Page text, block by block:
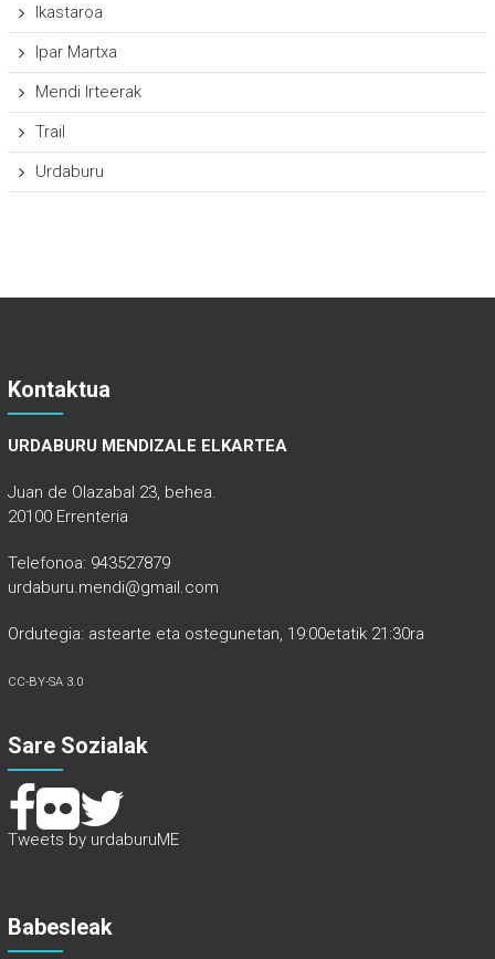
Ikastaroa
Ipar Martxa
Mendi Irteerak
Trail
Urdaburu
Kontaktua
URDABURU MENDIZALE ELKARTEA
Juan de Olazabal 23, behea.
20100 Errenteria
Telefonoa: 943527879
urdaburu.mendi@gmail.com
Ordutegia: astearte eta ostegunetan, 19:00etatik 21:30ra
CC-BY-SA 3.0
Sare Sozialak
Tweets by urdaburuME
Babesleak